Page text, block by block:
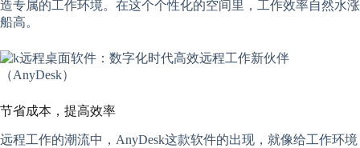
造专属的工作环境。在这个个性化的空间里，工作效率自然水涨
船高。
节省成本，提高效率
远程工作的潮流中，AnyDesk这款软件的出现，就像给工作环境